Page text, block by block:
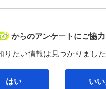
病院なび
からのアンケートにご協力
りたい情報は見つかりまし
はい いい